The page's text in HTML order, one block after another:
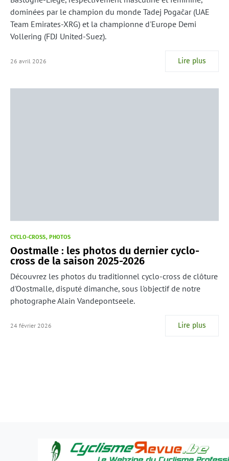
dominées par le champion du monde Tadej Pogačar (UAE
Team Emirates-XRG) et la championne d'Europe Demi
Vollering (FDJ United-Suez).
26 avril 2026 Lire plus
CYCLO-CROSS PHOTOS
Oostmalle : les photos du dernier cyclo-
cross de la saison 2025-2026
Découvrez les photos du traditionnel cyclo-cross de clôture
d'Oostmalle, disputé dimanche, sous l'objectif de notre
photographe Alain Vandepontseele.
24 février 2026 Lire plus